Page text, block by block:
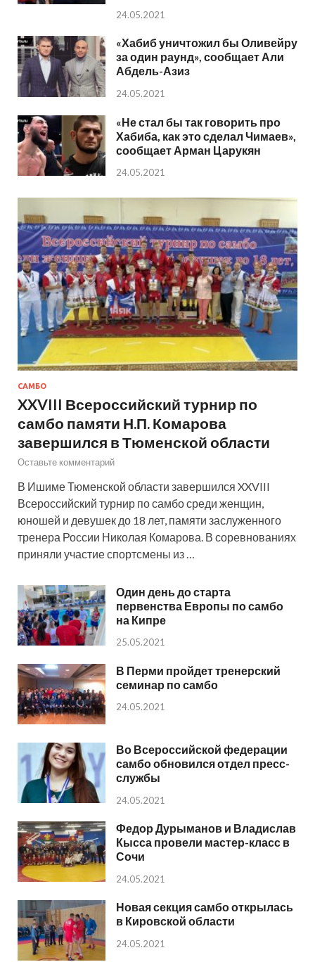
24.05.2021
«Хабиб уничтожил бы Оливейру
за один раунд», сообщает Али
Абдель-Азиз
24.05.2021
«Не стал бы так говорить про
Хабиба, как это сделал Чимаев»,
сообщает Арман Царукян
24.05.2021
САМБО
XXVIII Всероссийский турнир по
самбо памяти Н.П. Комарова
завершился в Тюменской области
Оставьте комментарий
В Ишиме Тюменской области завершился XXVIII
Всероссийский турнир по самбо среди женщин,
юношей и девушек до 18 лет, памяти заслуженного
тренера России Николая Комарова. В соревнованиях
приняли участие спортсмены из …
Один день до старта
первенства Европы по самбо
на Кипре
25.05.2021
В Перми пройдет тренерский
семинар по самбо
24.05.2021
Во Всероссийской федерации
самбо обновился отдел пресс-
службы
24.05.2021
Федор Дурыманов и Владислав
Кысса провели мастер-класс в
Сочи
24.05.2021
Новая секция самбо открылась
в Кировской области
24.05.2021